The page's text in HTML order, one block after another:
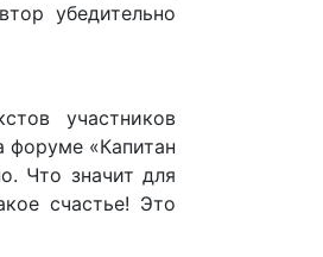
убедительно
участников
форуме «Капитан
Что значит для
счастье! Это